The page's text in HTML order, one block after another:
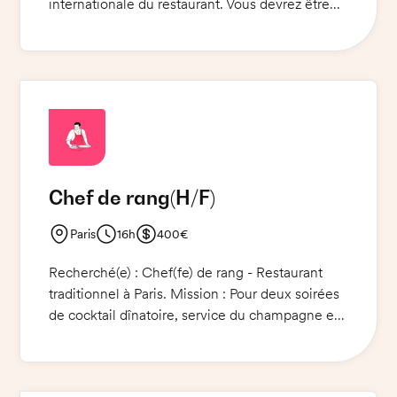
internationale du restaurant. Vous devrez être
satisfaire les clients. Vous travaillerez avec une
table et des commandes des clients. Votre
mission sera de garantir un service de qualité et
un environnement agréable.
Chef de rang(H/F)
Paris 16h 400€
Recherché(e) : Chef(fe) de rang - Restaurant
traditionnel à Paris. Mission : Pour deux soirées
de cocktail dînatoire, service du champagne et
stand boisson pour accueillir et servir les invités.